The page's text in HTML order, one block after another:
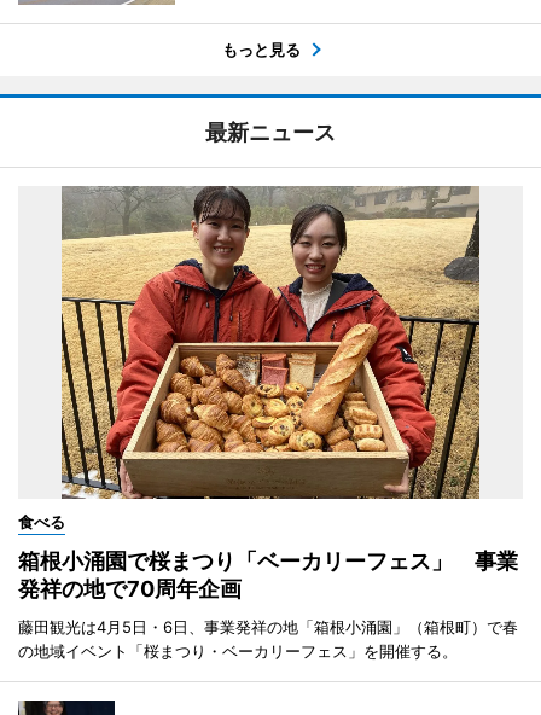
もっと見る
最新ニュース
食べる
箱根小涌園で桜まつり「ベーカリーフェス」 事業
発祥の地で70周年企画
藤田観光は4月5日・6日、事業発祥の地「箱根小涌園」（箱根町）で春
の地域イベント「桜まつり・ベーカリーフェス」を開催する。